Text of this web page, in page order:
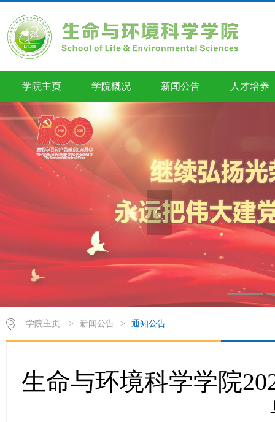
学院主页 学院概况 新闻公告 人才培养
学院主页 > 新闻公告 > 通知公告
生命与环境科学学院